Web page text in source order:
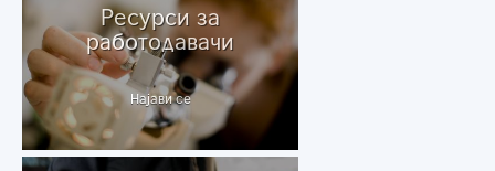
Ресурси за
работодавачи
Најави се